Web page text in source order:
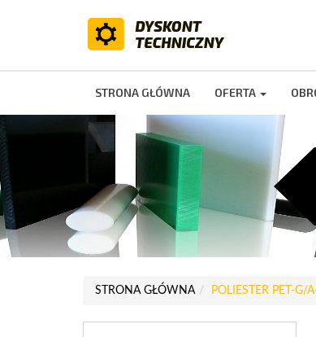
STRONA GŁÓWNA OFERTA
STRONA GŁÓWNA POLIESTER PET-G/A-